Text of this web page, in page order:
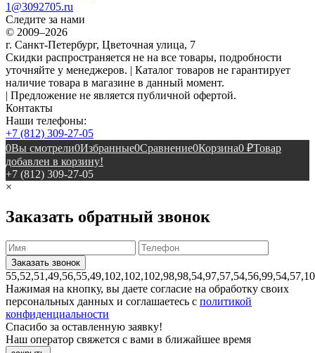
1@3092705.ru
Следите за нами
© 2009–2026
г. Санкт-Петербург, Цветочная улица, 7
Скидки распространяется не на все товары, подробности
уточняйте у менеджеров. | Каталог товаров не гарантирует
наличие товара в магазине в данный момент.
| Предложение не является публичной офертой.
Контакты
Наши телефоны:
+7 (812) 309-27-05
0Вы смотрели0Избранные0Сравнение0Корзина0 ₽Товар
добавлен в корзину!
+7 (812) 309-27-05
×
Заказать обратный звонок
Нажимая на кнопку, вы даете согласие на обработку своих
персональных данных и соглашаетесь с политикой
конфиденциальности
Спасибо за оставленную заявку!
Наш оператор свяжется с вами в ближайшее время